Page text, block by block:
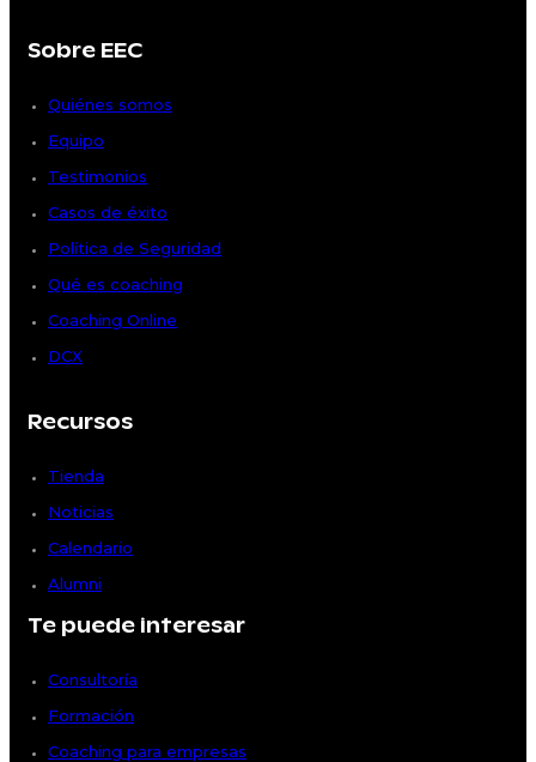
Sobre EEC
Quiénes somos
Equipo
Testimonios
Casos de éxito
Política de Seguridad
Qué es coaching
Coaching Online
DCX
Recursos
Tienda
Noticias
Calendario
Alumni
Te puede interesar
Consultoría
Formación
Coaching para empresas